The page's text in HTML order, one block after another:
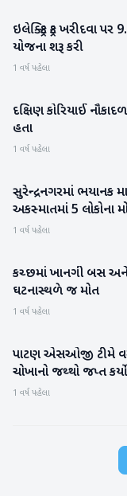
રાષ્ટ્રીય
ઇલેક્ટ્રિક ટ્રક ખરીદવા
યોજના શરૂ કરી
1 વર્ષ પહેલા
આંતરરાષ્ટ્રીય
દક્ષિણ કોરિયાઈ
હતા
1 વર્ષ પહેલા
ગુજરાત
સુરેન્દ્રનગરમાં ભયાનક
અકસ્માતમાં 5 લોકોના
1 વર્ષ પહેલા
ગુજરાત
કચ્છમાં ખાનગી બસ અને
ઘટનાસ્થળે જ મોત
1 વર્ષ પહેલા
પાટણ
પાટણ એસઓજી ટીમે
ચોખાનો જથ્થો જપ્ત કર્યો
1 વર્ષ પહેલા